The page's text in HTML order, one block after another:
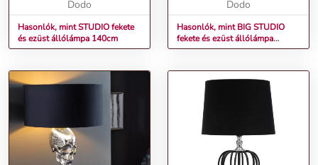
Dodo
Hasonlók, mint STUDIO fekete
és ezüst állólámpa 140cm
Dodo
Hasonlók, mint BIG STUDIO
fekete és ezüst állólámpa
160cm